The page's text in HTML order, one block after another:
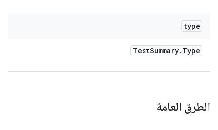
type
TestSummary. Type
الطرق العامة